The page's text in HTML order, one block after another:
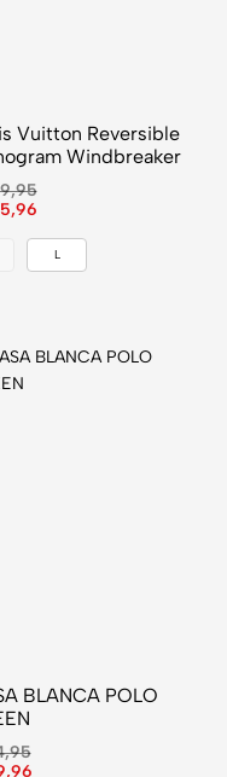
Vuitton Reversible
Windbreaker
L
BLANCA POLO